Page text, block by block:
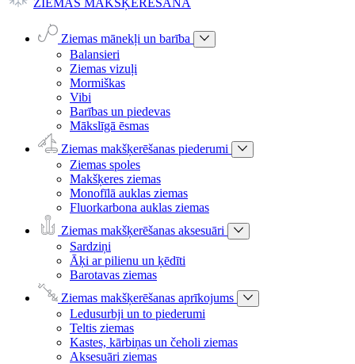
ZIEMAS MAKŠĶERĒŠANA
Ziemas mānekļi un barība
Balansieri
Ziemas vizuļi
Mormiškas
Vibi
Barības un piedevas
Mākslīgā ēsmas
Ziemas makšķerēšanas piederumi
Ziemas spoles
Makšķeres ziemas
Monofīlā auklas ziemas
Fluorkarbona auklas ziemas
Ziemas makšķerēšanas aksesuāri
Sardziņi
Āķi ar pilienu un ķēdīti
Barotavas ziemas
Ziemas makšķerēšanas aprīkojums
Ledusurbji un to piederumi
Teltis ziemas
Kastes, kārbiņas un čeholi ziemas
Aksesuāri ziemas